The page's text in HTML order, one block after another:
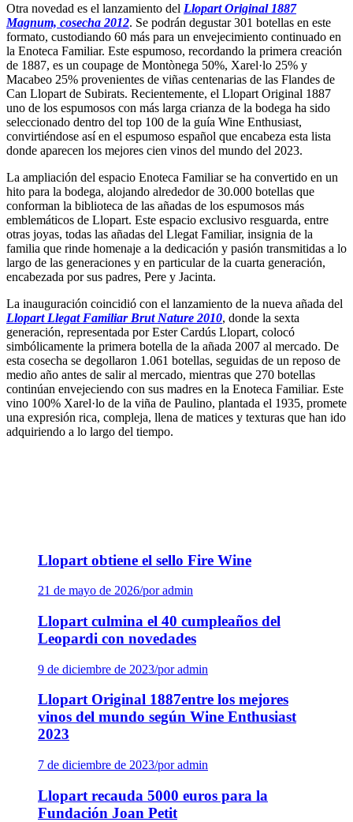
Otra novedad es el lanzamiento del Llopart Original 1887
Magnum, cosecha 2012. Se podrán degustar 301 botellas en este
formato, custodiando 60 más para un envejecimiento continuado en
la Enoteca Familiar. Este espumoso, recordando la primera creación
de 1887, es un coupage de Montònega 50%, Xarel·lo 25% y
Macabeo 25% provenientes de viñas centenarias de las Flandes de
Can Llopart de Subirats. Recientemente, el Llopart Original 1887
uno de los espumosos con más larga crianza de la bodega ha sido
seleccionado dentro del top 100 de la guía Wine Enthusiast,
convirtiéndose así en el espumoso español que encabeza esta lista
donde aparecen los mejores cien vinos del mundo del 2023.
La ampliación del espacio Enoteca Familiar se ha convertido en un
hito para la bodega, alojando alrededor de 30.000 botellas que
conforman la biblioteca de las añadas de los espumosos más
emblemáticos de Llopart. Este espacio exclusivo resguarda, entre
otras joyas, todas las añadas del Llegat Familiar, insignia de la
familia que rinde homenaje a la dedicación y pasión transmitidas a lo
largo de las generaciones y en particular de la cuarta generación,
encabezada por sus padres, Pere y Jacinta.
La inauguración coincidió con el lanzamiento de la nueva añada del
Llopart Llegat Familiar Brut Nature 2010, donde la sexta
generación, representada por Ester Cardús Llopart, colocó
simbólicamente la primera botella de la añada 2007 al mercado. De
esta cosecha se degollaron 1.061 botellas, seguidas de un reposo de
medio año antes de salir al mercado, mientras que 270 botellas
continúan envejeciendo con sus madres en la Enoteca Familiar. Este
vino 100% Xarel·lo de la viña de Paulino, plantada el 1935, promete
una expresión rica, compleja, llena de matices y texturas que han ido
adquiriendo a lo largo del tiempo.
Llopart obtiene el sello Fire Wine
21 de mayo de 2026/por admin
Llopart culmina el 40 cumpleaños del
Leopardi con novedades
9 de diciembre de 2023/por admin
Llopart Original 1887entre los mejores
vinos del mundo según Wine Enthusiast
2023
7 de diciembre de 2023/por admin
Llopart recauda 5000 euros para la
Fundación Joan Petit